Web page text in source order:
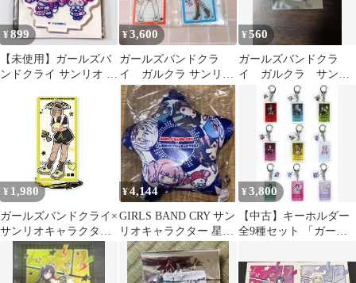
¥899
【未使用】ガールズバ
ンドクライ サンリオ ア
¥3,600
ガールズバンドクラ
イ ガルクラ サンリ
オ アクスタ 井芹仁菜
河原木桃香
¥560
ガールズバンドクラ
イ ガルクラ サンリ
オ ホログラム缶バッ
ジ アイ シナモン
¥ 1,980
ガールズバンドクライ×
サンリオキャラクター
ズ 14 ルパ×ポムポムプ
リン（コラボイラス
ト） アクリルスタンド
¥4,144
GIRLS BAND CRY サン
リオキャラクター 星型
クッション
¥3,800
【中古】キーホルダー
全9種セット 「ガール
オキャラクターズ POP-
UP SHOP パーツ付きア